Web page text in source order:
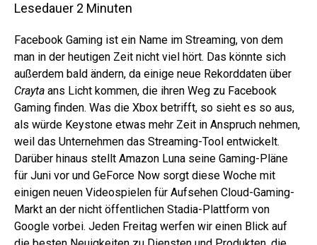
Lesedauer 2 Minuten
Facebook Gaming ist ein Name im Streaming, von dem
man in der heutigen Zeit nicht viel hört. Das könnte sich
außerdem bald ändern, da einige neue Rekorddaten über
Crayta ans Licht kommen, die ihren Weg zu Facebook
Gaming finden. Was die Xbox betrifft, so sieht es so aus,
als würde Keystone etwas mehr Zeit in Anspruch nehmen,
weil das Unternehmen das Streaming-Tool entwickelt.
Darüber hinaus stellt Amazon Luna seine Gaming-Pläne
für Juni vor und GeForce Now sorgt diese Woche mit
einigen neuen Videospielen für Aufsehen Cloud-Gaming-
Markt an der nicht öffentlichen Stadia-Plattform von
Google vorbei. Jeden Freitag werfen wir einen Blick auf